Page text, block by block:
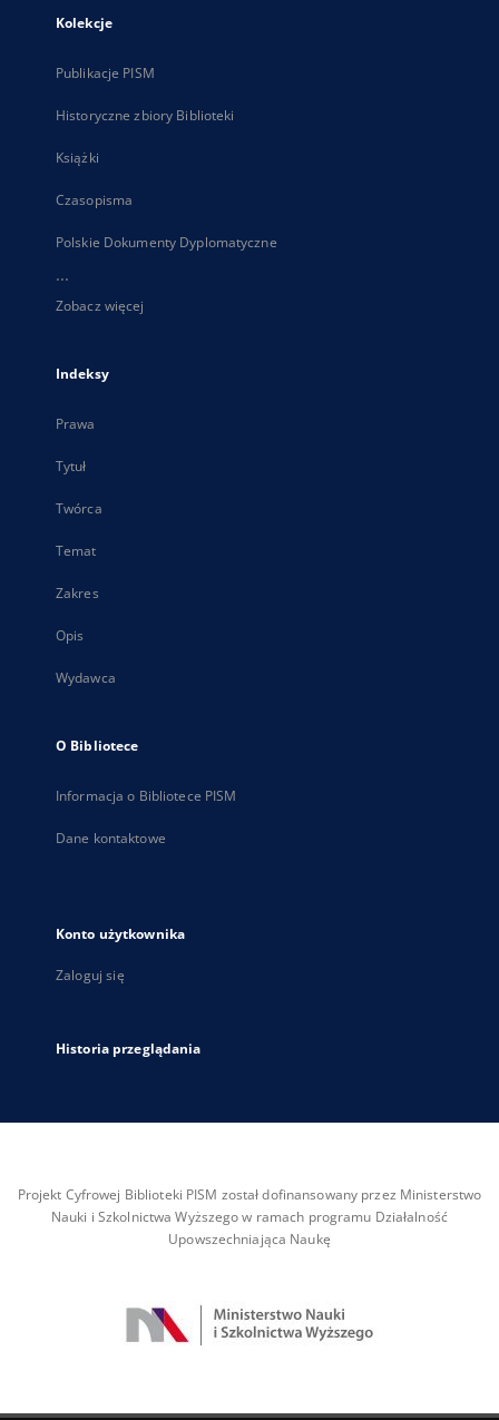
Kolekcje
Publikacje PISM
Historyczne zbiory Biblioteki
Książki
Czasopisma
Polskie Dokumenty Dyplomatyczne
...
Zobacz więcej
Indeksy
Prawa
Tytuł
Twórca
Temat
Zakres
Opis
Wydawca
O Bibliotece
Informacja o Bibliotece PISM
Dane kontaktowe
Konto użytkownika
Zaloguj się
Historia przeglądania
Projekt Cyfrowej Biblioteki PISM został dofinansowany przez Ministerstwo
Nauki i Szkolnictwa Wyższego w ramach programu Działalność
Upowszechniająca Naukę